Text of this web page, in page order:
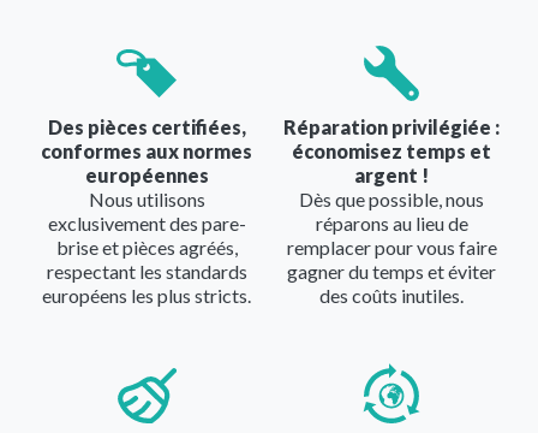
Des pièces certifiées,
conformes aux normes
européennes
Nous utilisons
exclusivement des pare-
brise et pièces agréés,
respectant les standards
européens les plus stricts.
Réparation privilégiée :
économisez temps et
argent !
Dès que possible, nous
réparons au lieu de
remplacer pour vous faire
gagner du temps et éviter
des coûts inutiles.